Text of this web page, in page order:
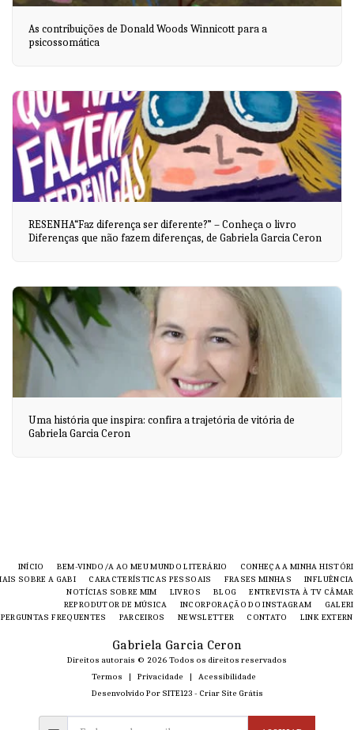
As contribuições de Donald Woods Winnicott para a
psicossomática
RESENHA“Faz diferença ser diferente?” – Conheça o livro
Diferenças que não fazem diferenças, de Gabriela Garcia Ceron
Uma história que inspira: confira a trajetória de vitória de
Gabriela Garcia Ceron
Gabriela Garcia Ceron
Direitos autorais © 2026 Todos os direitos reservados
Termos | Privacidade | Acessibilidade
Desenvolvido Por SITE123 - Criar Site Grátis
INÍCIO BEM-VINDO/A AO MEU MUNDO LITERÁRIO
CONHEÇA A MINHA
SOBRE A GABI
CARACTERÍSTICAS PESSOAIS FRASES MINHAS
NOTÍCIAS SOBRE MIM
LIVROS BLOG
ENTREVISTA À TV
REPRODUTOR DE MÚSICA
INCORPORAÇÃO DO INSTAGRAM
PERGUNTAS FREQUENTES
PARCEIROS NEWSLETTER CONTATO LINK